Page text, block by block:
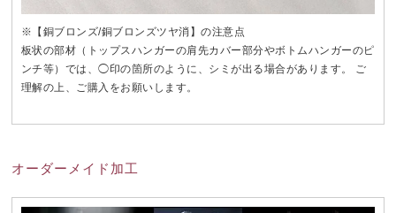
※【銅ブロンズ/銅ブロンズツヤ消】の注意点
板状の部材（トップスハンガーの肩先カバー部分やボトムハンガーのピ
ンチ等）では、◯印の箇所のように、シミが出る場合があります。 ご
理解の上、ご購入をお願いします。
オーダーメイド加工